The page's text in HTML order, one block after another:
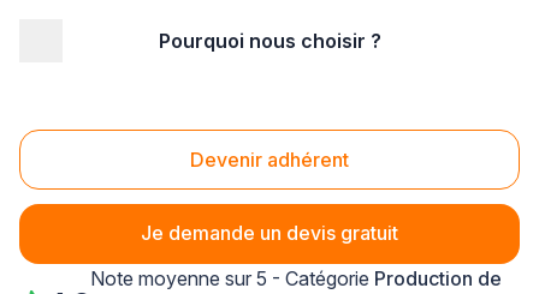
Pourquoi nous choisir ?
Devenir adhérent
Je demande un devis gratuit
Production de matériaux Doubs (25)
Note moyenne sur 5 - Catégorie Production de